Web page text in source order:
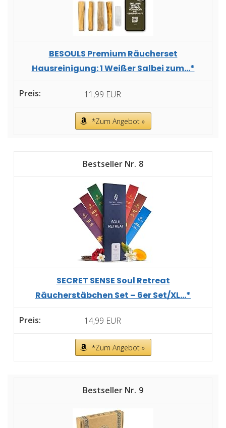
BESOULS Premium Räucherset
Hausreinigung: 1 Weißer Salbei zum...*
11,99 EUR
*Zum Angebot »
8
SECRET SENSE Soul Retreat
Räucherstäbchen Set – 6er Set/XL...*
14,99 EUR
*Zum Angebot »
9